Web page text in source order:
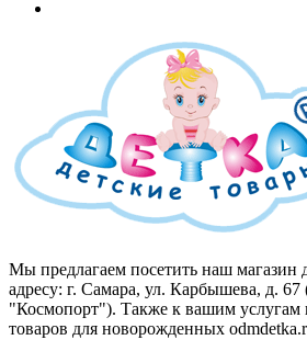
Мы предлагаем посетить наш магазин
адресу: г. Самара, ул. Карбышева, д.
"Космопорт"). Также к вашим услугам
товаров для новорожденных